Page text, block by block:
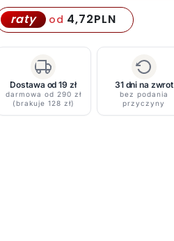
tuba
kolorze
czarnym
nad
raty od 4,72PLN
Dostawa od 19 zł
darmowa od 290 zł
(brakuje 128 zł)
31 dni na zwrot
bez podania
przyczyny